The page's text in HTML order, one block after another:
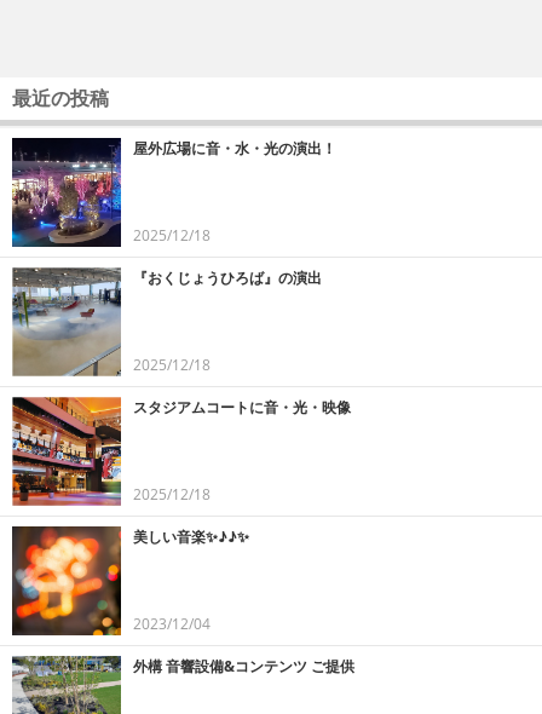
最近の投稿
屋外広場に音・水・光の演出！
2025/12/18
『おくじょうひろば』の演出
2025/12/18
スタジアムコートに音・光・映像
2025/12/18
美しい音楽✨♪♪✨
2023/12/04
外構 音響設備&コンテンツ ご提供